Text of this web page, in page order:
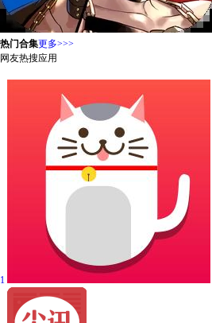
热门合集更多>>>
网友热搜应用
1